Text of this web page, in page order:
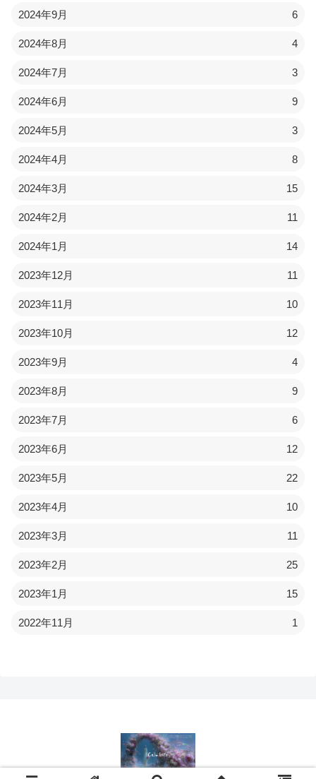
2024年9月 6
2024年8月 4
2024年7月 3
2024年6月 9
2024年5月 3
2024年4月 8
2024年3月 15
2024年2月 11
2024年1月 14
2023年12月 11
2023年11月 10
2023年10月 12
2023年9月 4
2023年8月 9
2023年7月 6
2023年6月 12
2023年5月 22
2023年4月 10
2023年3月 11
2023年2月 25
2023年1月 15
2022年11月 1